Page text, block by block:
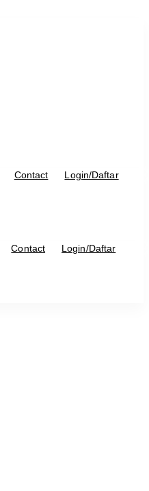
Contact
Login/Daftar
Contact
Login/Daftar